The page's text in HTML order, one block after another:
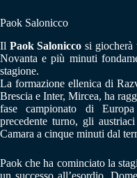
Paok Salonicco
Il Paok Salonicco si giocherà
Novanta e più minuti
stagione.
La formazione ellenica di
Brescia e Inter, Mircea, ha
fase campionato di
precedente turno, gli
Camara a cinque minuti dal
Paok che ha cominciato la
un successo all’esordio.